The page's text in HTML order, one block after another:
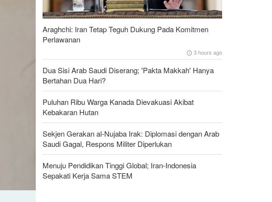
Araghchi: Iran Tetap Teguh Dukung Pada Komitmen
Perlawanan
3 hours ago
Dua Sisi Arab Saudi Diserang; 'Pakta Makkah' Hanya
Bertahan Dua Hari?
Puluhan Ribu Warga Kanada Dievakuasi Akibat
Kebakaran Hutan
Sekjen Gerakan al-Nujaba Irak: Diplomasi dengan Arab
Saudi Gagal, Respons Militer Diperlukan
Menuju Pendidikan Tinggi Global; Iran-Indonesia
Sepakati Kerja Sama STEM